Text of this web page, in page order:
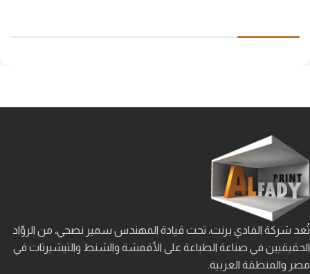
تُعد شركة الفادي برنت، تحت قيادة المهندس سمير نصحي، من الروّاد
الحقيقيين في صناعة الطباعة على الأقمشة والشنط والتيشيرتات في
مصر والمنطقة العربية.